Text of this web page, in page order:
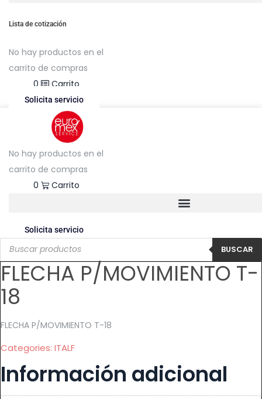
Lista de cotización
No hay productos en el
carrito de compras
0 Carrito
Solicita servicio
No hay productos en el
carrito de compras
0 Carrito
Solicita servicio
Products
search BUSCAR
FLECHA P/MOVIMIENTO T-
18
FLECHA P/MOVIMIENTO T-18
Categories: ITALF
Información adicional